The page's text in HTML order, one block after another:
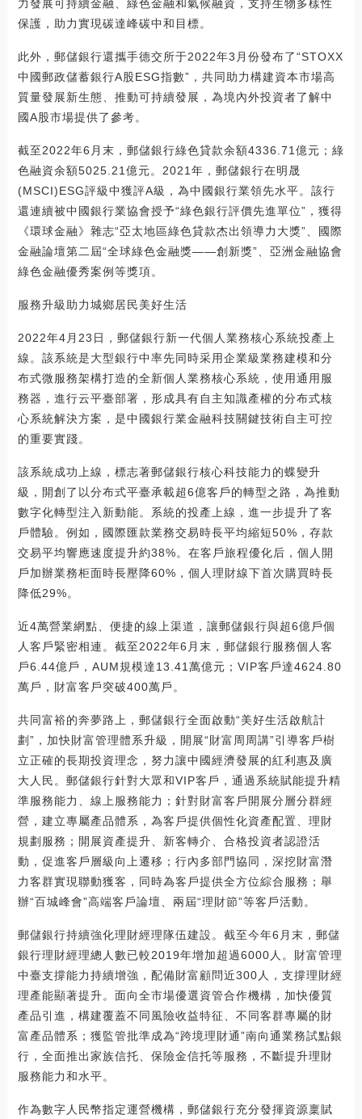
力發展可持續金融、綠色金融和氣候融資，支持生物多樣性
保護，助力實現碳達峰碳中和目標。
此外，郵儲銀行還攜手德交所于2022年3月份發布了“STOXX
中國郵政儲蓄銀行A股ESG指數”，共同助力構建資本市場高
質量發展新生態、推動可持續發展，為境內外投資者了解中
國A股市場提供了參考。
截至2022年6月末，郵儲銀行綠色貸款余額4336.71億元；綠
色融資余額5025.21億元。2021年，郵儲銀行在明晟
(MSCI)ESG評級中獲評A級，為中國銀行業領先水平。該行
還連續被中國銀行業協會授予“綠色銀行評價先進單位”，獲得
《環球金融》雜志“亞太地區綠色貸款杰出領導力大獎”、國際
金融論壇第二屆“全球綠色金融獎——創新獎”、亞洲金融協會
綠色金融優秀案例等獎項。
服務升級助力城鄉居民美好生活
2022年4月23日，郵儲銀行新一代個人業務核心系統投產上
線。該系統是大型銀行中率先同時采用企業級業務建模和分
布式微服務架構打造的全新個人業務核心系統，使用通用服
務器，進行云平臺部署，形成具有自主知識產權的分布式核
心系統解決方案，是中國銀行業金融科技關鍵技術自主可控
的重要實踐。
該系統成功上線，標志著郵儲銀行核心科技能力的蝶變升
級，開創了以分布式平臺承載超6億客戶的轉型之路，為推動
數字化轉型注入新動能。系統的投產上線，進一步提升了客
戶體驗。例如，國際匯款業務交易時長平均縮短50%，存款
交易平均響應速度提升約38%。在客戶旅程優化后，個人開
戶加辦業務柜面時長壓降60%，個人理財線下首次購買時長
降低29%。
近4萬營業網點、便捷的線上渠道，讓郵儲銀行與超6億戶個
人客戶緊密相連。截至2022年6月末，郵儲銀行服務個人客
戶6.44億戶，AUM規模達13.41萬億元；VIP客戶達4624.80
萬戶，財富客戶突破400萬戶。
共同富裕的奔夢路上，郵儲銀行全面啟動“美好生活啟航計
劃”，加快財富管理體系升級，開展“財富周周講”引導客戶樹
立正確的長期投資理念，努力讓中國經濟發展的紅利惠及廣
大人民。郵儲銀行針對大眾和VIP客戶，通過系統賦能提升精
準服務能力、線上服務能力；針對財富客戶開展分層分群經
營，建立專屬產品體系，為客戶提供個性化資產配置、理財
規劃服務；開展資產提升、新客轉介、合格投資者認證活
動，促進客戶層級向上遷移；行內多部門協同，深挖財富潛
力客群實現聯動獲客，同時為客戶提供全方位綜合服務；舉
辦“百城峰會”高端客戶論壇、兩屆“理財節”等客戶活動。
郵儲銀行持續強化理財經理隊伍建設。截至今年6月末，郵儲
銀行理財經理總人數已較2019年增加超過6000人。財富管理
中臺支撐能力持續增強，配備財富顧問近300人，支撐理財經
理產能顯著提升。面向全市場優選資管合作機構，加快優質
產品引進，構建覆蓋不同風險收益特征、不同客群專屬的財
富產品體系；獲監管批準成為“跨境理財通”南向通業務試點銀
行，全面推出家族信托、保險金信托等服務，不斷提升理財
服務能力和水平。
作為數字人民幣指定運營機構，郵儲銀行充分發揮資源稟賦